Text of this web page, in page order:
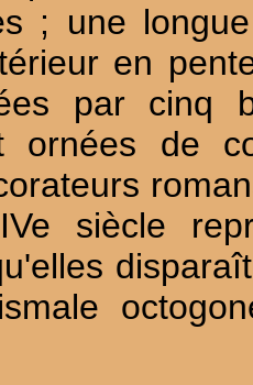
; une
en
par cinq
ornées de
siècle